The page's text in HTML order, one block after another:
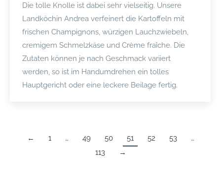
Die tolle Knolle ist dabei sehr vielseitig. Unsere
Landköchin Andrea verfeinert die Kartoffeln mit
frischen Champignons, würzigen Lauchzwiebeln,
cremigem Schmelzkäse und Crème fraîche. Die
Zutaten können je nach Geschmack variiert
werden, so ist im Handumdrehen ein tolles
Hauptgericht oder eine leckere Beilage fertig.
← 1 … 49 50 51 52 53
…
113
→